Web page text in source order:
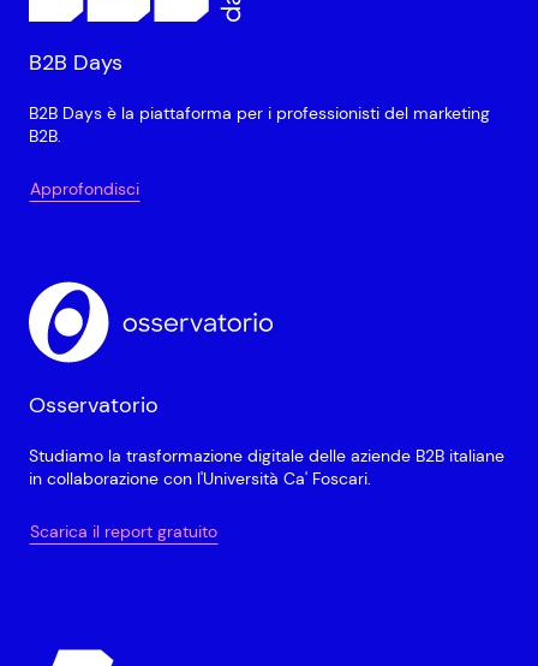
B2B Days
B2B Days è la piattaforma per i professionisti del marketing
B2B.
Approfondisci
Osservatorio
Studiamo la trasformazione digitale delle aziende B2B italiane
in collaborazione con l'Università Ca' Foscari.
Scarica il report gratuito